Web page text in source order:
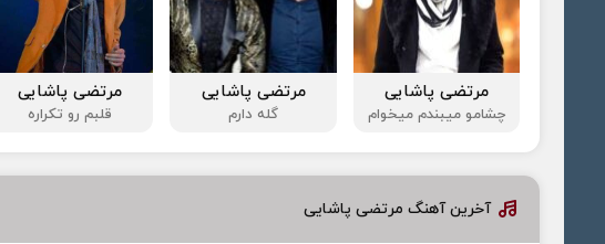
مرتضی پاشایی
چشامو میبندم میخوام
مرتضی پاشایی
گله دارم
مرتضی پاشایی
قلبم رو تکراره
آخرین آهنگ مرتضی پاشایی